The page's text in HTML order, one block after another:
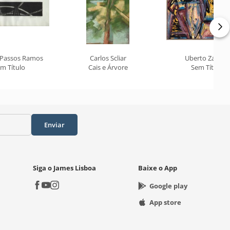
Ramos
Título
Carlos Scliar
Cais e Árvore
Uberto Zamith
Sem Título
Enviar
Siga o James Lisboa
Baixe o App
Google play
App store